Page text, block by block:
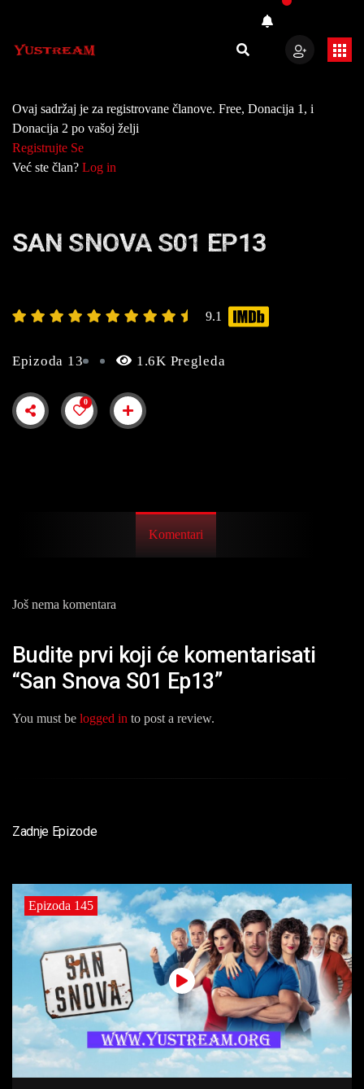
Ovaj sadržaj je za registrovane članove. Free, Donacija 1, i
Donacija 2 po vašoj želji
Registrujte Se
Već ste član? Log in
SAN SNOVA S01 EP13
9.1
Epizoda 13 1.6K Pregleda
0
Komentari
Još nema komentara
Budite prvi koji će komentarisati
“San Snova S01 Ep13”
You must be logged in to post a review.
Zadnje Epizode
Epizoda 145